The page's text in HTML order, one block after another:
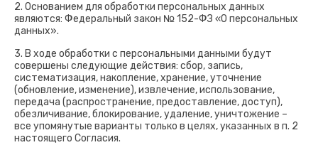
2. Основанием для обработки персональных данных
являются: Федеральный закон № 152-ФЗ «О персональных
данных».
3. В ходе обработки с персональными данными будут
совершены следующие действия: сбор, запись,
систематизация, накопление, хранение, уточнение
(обновление, изменение), извлечение, использование,
передача (распространение, предоставление, доступ),
обезличивание, блокирование, удаление, уничтожение –
все упомянутые варианты только в целях, указанных в п. 2
настоящего Согласия.